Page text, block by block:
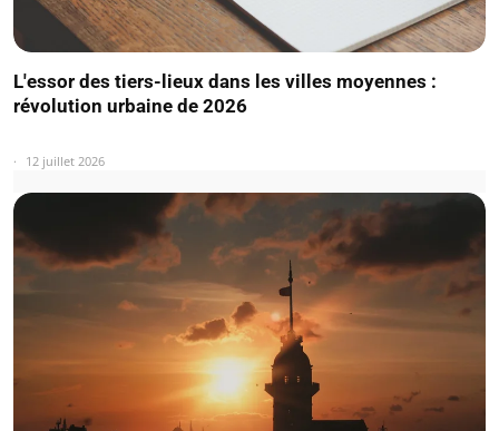
L'essor des tiers-lieux dans les villes moyennes :
révolution urbaine de 2026
12 juillet 2026